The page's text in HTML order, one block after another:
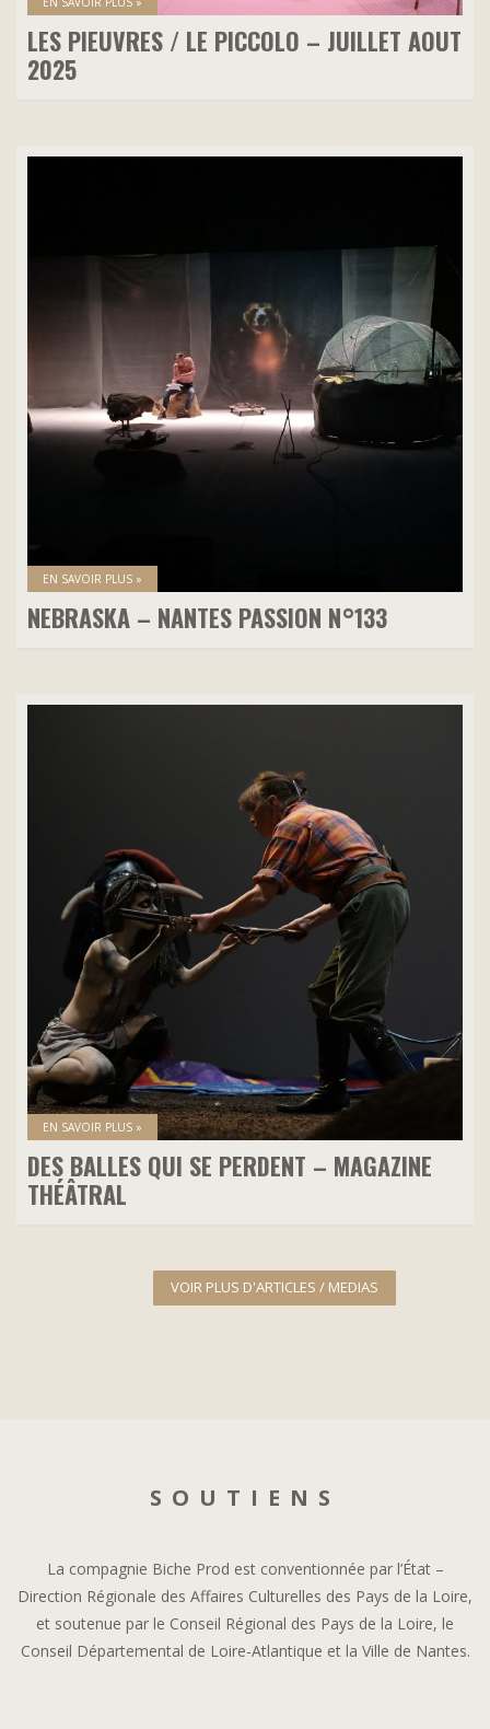
LES PIEUVRES / LE PICCOLO – JUILLET AOUT
2025
EN SAVOIR PLUS »
NEBRASKA – NANTES PASSION N°133
EN SAVOIR PLUS »
DES BALLES QUI SE PERDENT – MAGAZINE
THÉÂTRAL
VOIR PLUS D'ARTICLES / MEDIAS
SOUTIENS
La compagnie Biche Prod est conventionnée par l’État –
Direction Régionale des Affaires Culturelles des Pays de la Loire,
et soutenue par le Conseil Régional des Pays de la Loire, le
Conseil Départemental de Loire-Atlantique et la Ville de Nantes.